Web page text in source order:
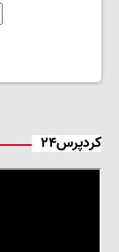
کردپرس۲۴